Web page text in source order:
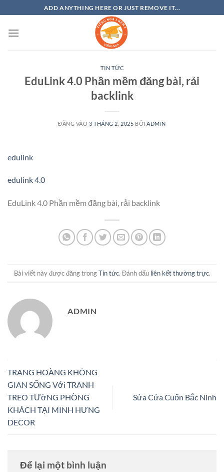
qua
nội
ADD ANYTHING HERE OR JUST REMOVE IT...
TIN TỨC
EduLink 4.0 Phần mềm đăng bài, rải
backlink
ĐĂNG VÀO 3 THÁNG 2, 2025 BỞI ADMIN
edulink
edulink 4.0
EduLink 4.0 Phần mềm đăng bài, rải backlink
Bài viết này được đăng trongTin tức. Đánh dấu liên kết thường trực.
ADMIN
TRANG HOÀNG KHÔNG
GIAN SỐNG Với TRANH
TREO TƯờNG PHÒNG
KHÁCH TẠI MINH HƯNG
DECOR
Sửa Cửa Cuốn Bắc Ninh
Để lại một bình luận